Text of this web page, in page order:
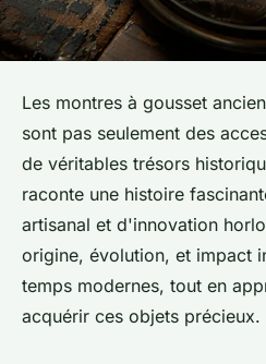
Les montres à gousset
sont pas seulement des
de véritables trésors
raconte une histoire
artisanal et d'innovation
origine, évolution, et impact
temps modernes, tout en
acquérir ces objets précieux.